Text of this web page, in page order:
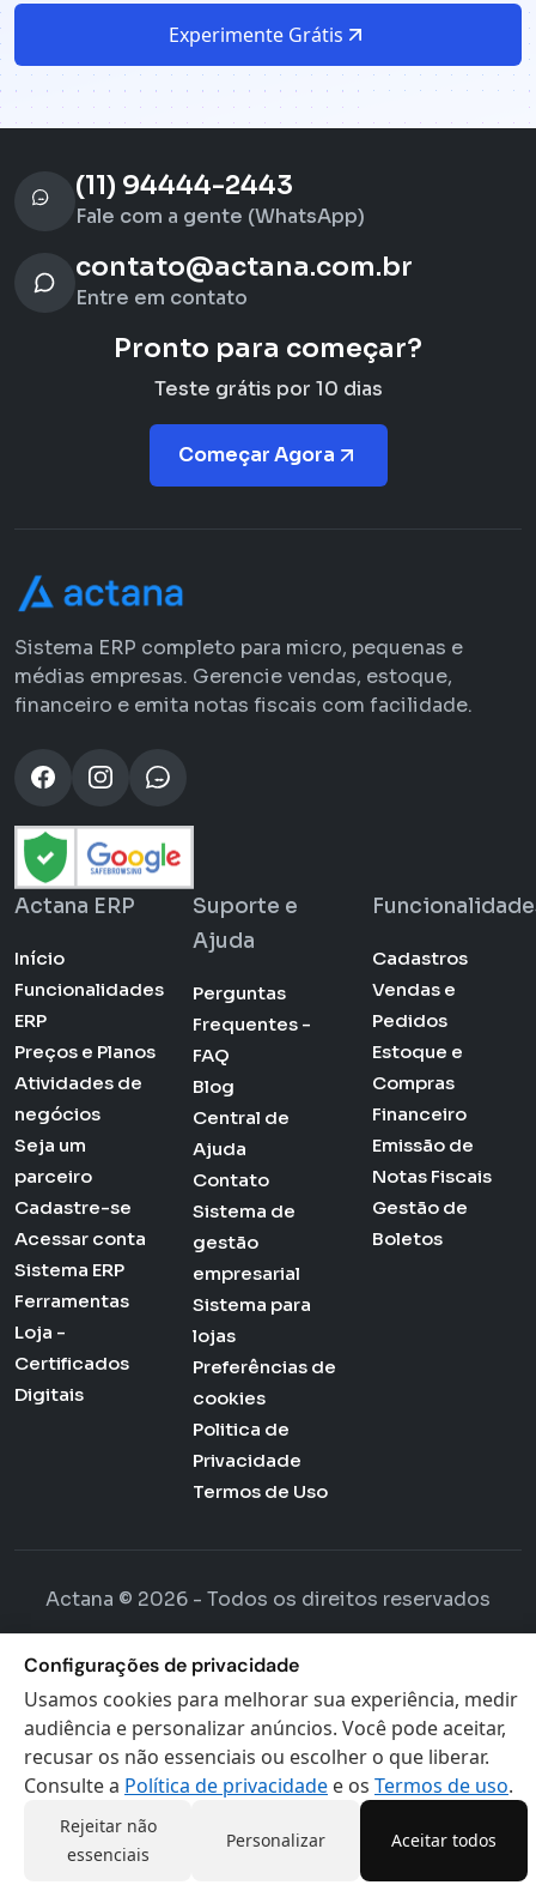
Experimente Grátis
(11) 94444-2443
Fale com a gente (WhatsApp)
contato@actana.com.br
Entre em contato
Pronto para começar?
Teste grátis por 10 dias
Começar Agora
Sistema ERP completo para micro, pequenas e
médias empresas. Gerencie vendas, estoque,
financeiro e emita notas fiscais com facilidade.
Actana ERP
Início
Funcionalidades
ERP
Preços e Planos
Atividades de
negócios
Seja um
parceiro
Cadastre-se
Acessar conta
Sistema ERP
Ferramentas
Loja -
Certificados
Digitais
Suporte e
Ajuda
Perguntas
Frequentes -
FAQ
Blog
Central de
Ajuda
Contato
Sistema de
gestão
empresarial
Sistema para
lojas
Preferências de
cookies
Politica de
Privacidade
Termos de Uso
Cadastros
Vendas e
Pedidos
Estoque e
Compras
Financeiro
Emissão de
Notas Fiscais
Gestão de
Boletos
Actana © 2026 - Todos os direitos reservados
Configurações de privacidade
Usamos cookies para melhorar sua experiência, medir
audiência e personalizar anúncios. Você pode aceitar,
recusar os não essenciais ou escolher o que liberar.
Consulte a Política de privacidade e os Termos de uso.
Rejeitar não
essenciais
Personalizar Aceitar todos